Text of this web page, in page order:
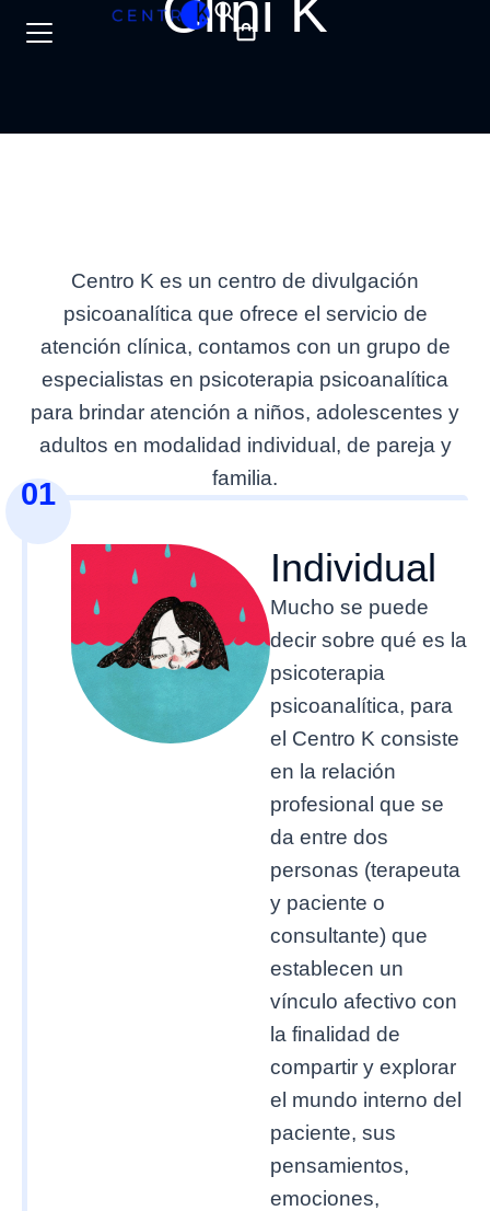
Centro K es un centro de divulgación
psicoanalítica que ofrece el servicio de
atención clínica, contamos con un grupo de
especialistas en psicoterapia psicoanalítica
para brindar atención a niños, adolescentes y
adultos en modalidad individual, de pareja y
familia.
01
Individual
Mucho se puede
decir sobre qué es la
psicoterapia
psicoanalítica, para
el Centro K consiste
en la relación
profesional que se
da entre dos
personas (terapeuta
y paciente o
consultante) que
establecen un
vínculo afectivo con
la finalidad de
compartir y explorar
el mundo interno del
paciente, sus
pensamientos,
emociones,